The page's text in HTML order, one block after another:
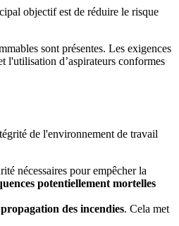
objectif est de réduire le risque
sont présentes. Les exigences
l'utilisation d’aspirateurs conformes
de l'environnement de travail
nécessaires pour empêcher la
potentiellement mortelles
des incendies. Cela met